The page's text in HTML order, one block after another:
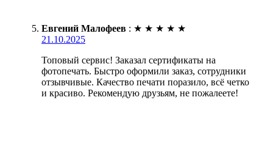
Евгений Малофеев : ★ ★ ★ ★ ★
21.10.2025
Топовый сервис! Заказал сертификаты на
фотопечать. Быстро оформили заказ, сотрудники
отзывчивые. Качество печати поразило, всё четко
и красиво. Рекомендую друзьям, не пожалеете!